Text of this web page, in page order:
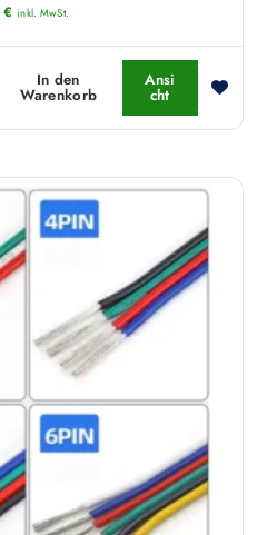
€ inkl. MwSt.
In den
Warenkorb
Ansi
cht